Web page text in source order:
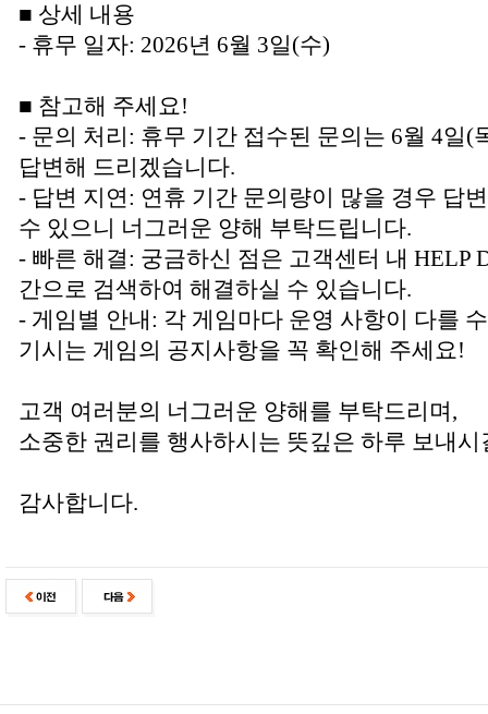
■ 상세 내용
- 휴무 일자: 2026년 6월 3일(수)
■ 참고해 주세요!
- 문의 처리: 휴무 기간 접수된 문의는 6월 4일(
답변해 드리겠습니다.
- 답변 지연: 연휴 기간 문의량이 많을 경우 답
수 있으니 너그러운 양해 부탁드립니다.
- 빠른 해결: 궁금하신 점은 고객센터 내 HELP
간으로 검색하여 해결하실 수 있습니다.
- 게임별 안내: 각 게임마다 운영 사항이 다를
기시는 게임의 공지사항을 꼭 확인해 주세요!
고객 여러분의 너그러운 양해를 부탁드리며,
소중한 권리를 행사하시는 뜻깊은 하루 보내시
감사합니다.